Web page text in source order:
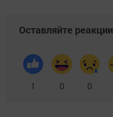
Оставляйте реакции
1 0 0